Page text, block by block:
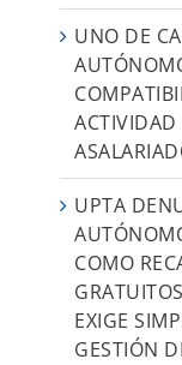
UNO DE
UPTA
COMO
EXIGE
GESTIÓN